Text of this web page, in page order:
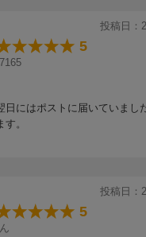
投稿日：
5
日にはポストに届いていまし
。
投稿日：
5